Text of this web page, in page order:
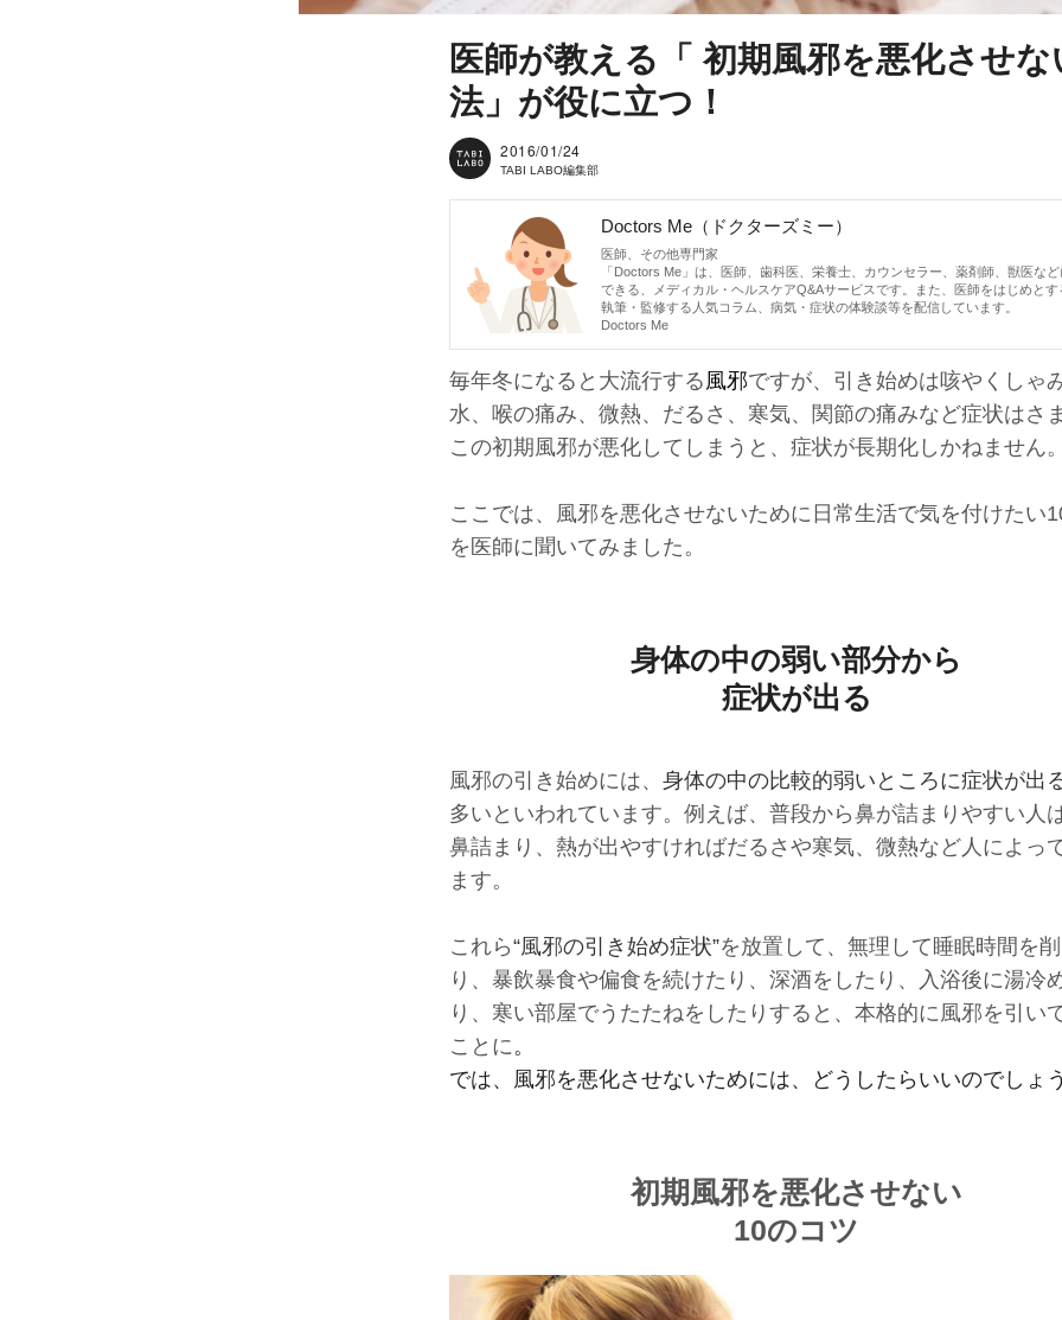
医師が教える「 初期風邪を悪化させな
法」が役に立つ！
2016/01/24
TABI LABO編集部
Doctors Me（ドクターズミー）
医師、その他専門家
「Doctors Me」は、医師、歯科医、栄養士、カウンセラー、薬剤師、獣医な
できる、メディカル・ヘルスケアQ&Aサービスです。また、医師をはじめとす
執筆・監修する人気コラム、病気・症状の体験談等を配信しています。
Doctors Me
毎年冬になると大流行する風邪ですが、引き始めは咳やくしゃ
水、喉の痛み、微熱、だるさ、寒気、関節の痛みなど症状はさ
この初期風邪が悪化してしまうと、症状が長期化しかねません。
ここでは、風邪を悪化させないために日常生活で気を付けたい
を医師に聞いてみました。
身体の中の弱い部分から
症状が出る
風邪の引き始めには、 身体の中の比較的弱いところに症状が出
多いといわれています。例えば、普段から鼻が詰まりやすい人
鼻詰まり、熱が出やすければだるさや寒気、微熱など人によっ
ます。
これら“風邪の引き始め症状”を放置して、無理して睡眠時間を
り、暴飲暴食や偏食を続けたり、深酒をしたり、入浴後に湯冷
り、寒い部屋でうたたねをしたりすると、本格的に風邪を引い
ことに。
では、風邪を悪化させないためには、どうしたらいいのでしょう
初期風邪を悪化させない
10のコツ